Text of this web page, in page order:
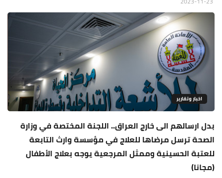
اخبار وتقارير
بدل ارسالهم الى خارج العراق.. اللجنة المختصة في وزارة
الصحة ترسل مرضاها للعلاج في مؤسسة وارث التابعة
للعتبة الحسينية وممثل المرجعية يوجه بعلاج الأطفال
(مجانا)